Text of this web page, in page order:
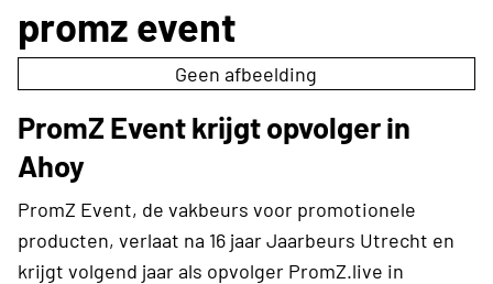
Contact
Over ons
Adverteren
Abonnementen
promz event
Geen afbeelding
PromZ Event krijgt opvolger in
Ahoy
PromZ Event, de vakbeurs voor promotionele
producten, verlaat na 16 jaar Jaarbeurs Utrecht en
krijgt volgend jaar als opvolger PromZ.live in